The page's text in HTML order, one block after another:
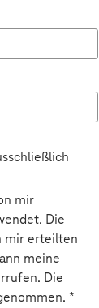
mir
Die
mir erteilten
meine
Die
*